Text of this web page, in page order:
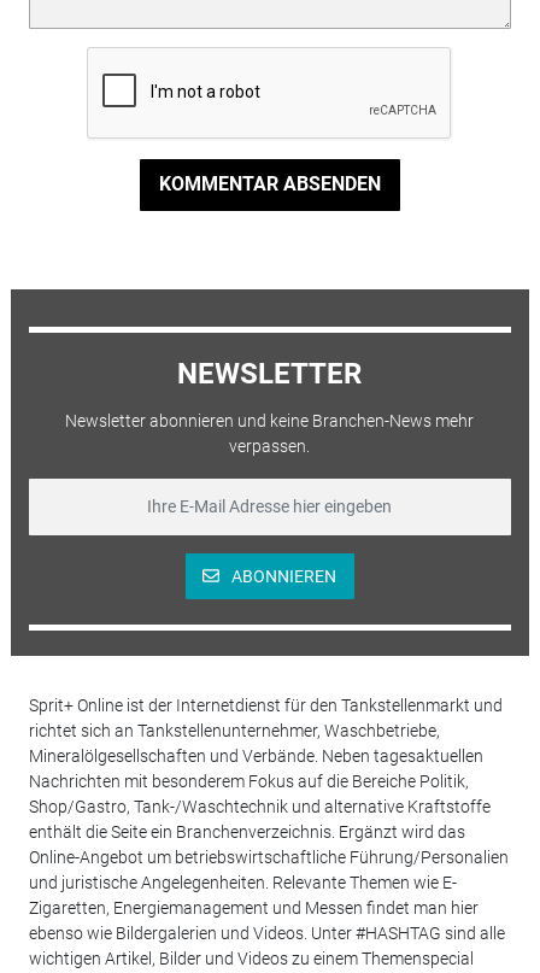
KOMMENTAR ABSENDEN
NEWSLETTER
Newsletter abonnieren und keine Branchen-News mehr
verpassen.
ABONNIEREN
Sprit+ Online ist der Internetdienst für den Tankstellenmarkt und
richtet sich an Tankstellenunternehmer, Waschbetriebe,
Mineralölgesellschaften und Verbände. Neben tagesaktuellen
Nachrichten mit besonderem Fokus auf die Bereiche Politik,
Shop/Gastro, Tank-/Waschtechnik und alternative Kraftstoffe
enthält die Seite ein Branchenverzeichnis. Ergänzt wird das
Online-Angebot um betriebswirtschaftliche Führung/Personalien
und juristische Angelegenheiten. Relevante Themen wie E-
Zigaretten, Energiemanagement und Messen findet man hier
ebenso wie Bildergalerien und Videos. Unter #HASHTAG sind alle
wichtigen Artikel, Bilder und Videos zu einem Themenspecial